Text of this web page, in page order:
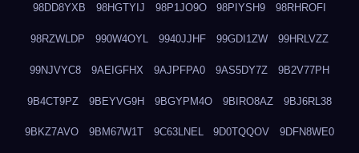
98DD8YXB 98HGTYIJ 98P1JO9O 98PIYSH9 98RHROFI
98RZWLDP 990W4OYL 9940JJHF 99GDI1ZW 99HRLVZZ
99NJVYC8 9AEIGFHX 9AJPFPA0 9AS5DY7Z 9B2V77PH
9B4CT9PZ 9BEYVG9H 9BGYPM4O 9BIRO8AZ 9BJ6RL38
9BKZ7AVO 9BM67W1T 9C63LNEL 9D0TQQOV 9DFN8WE0